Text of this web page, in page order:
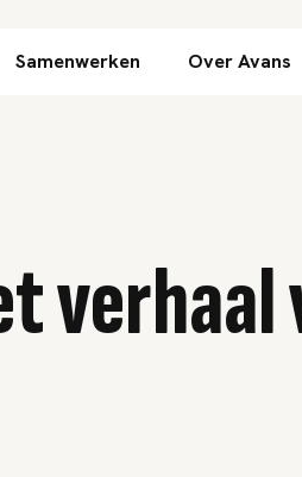
Direct naar inhoud
Samenwerken Over Avans
verhaal